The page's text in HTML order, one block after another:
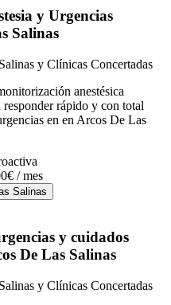
y Urgencias
Salinas
y Clínicas Concertadas
anestésica
rápido y con total
en en Arcos De Las
/ mes
Salinas
y cuidados
De Las Salinas
y Clínicas Concertadas